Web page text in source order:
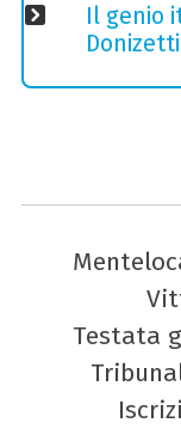
Il genio
Donizetti
Testata